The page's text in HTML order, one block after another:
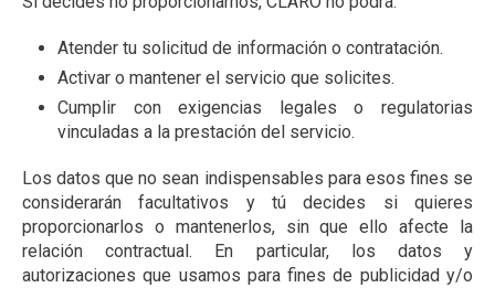
Atender tu solicitud de información o contratación.
Activar o mantener el servicio que solicites.
Cumplir con exigencias legales o regulatorias
vinculadas a la prestación del servicio.
Los datos que no sean indispensables para esos fines se
considerarán facultativos y tú decides si quieres
proporcionarlos o mantenerlos, sin que ello afecte la
relación contractual. En particular, los datos y
autorizaciones que usamos para fines de publicidad y/o